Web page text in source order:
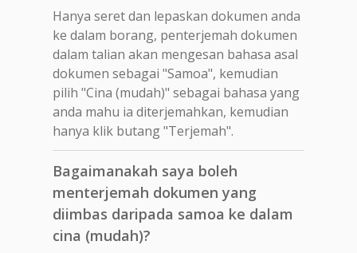
Hanya seret dan lepaskan dokumen anda
ke dalam borang, penterjemah dokumen
dalam talian akan mengesan bahasa asal
dokumen sebagai "Samoa", kemudian
pilih "Cina (mudah)" sebagai bahasa yang
anda mahu ia diterjemahkan, kemudian
hanya klik butang "Terjemah".
Bagaimanakah saya boleh
menterjemah dokumen yang
diimbas daripada samoa ke dalam
cina (mudah)?